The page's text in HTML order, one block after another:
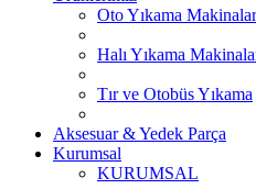
Oto Yıkama
Halı Yıkama
Tır ve Otobüs Yıkama
Aksesuar & Yedek Parça
Kurumsal
KURUMSAL